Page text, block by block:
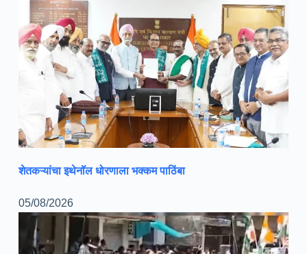
शेतकऱ्यांचा इथेनॉल धोरणाला भक्कम पाठिंबा
05/08/2026